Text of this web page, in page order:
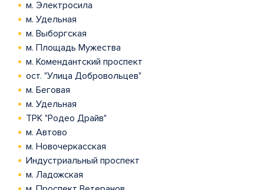
м. Электросила
м. Удельная
м. Выборгская
м. Площадь Мужества
м. Комендантский проспект
ост. "Улица Добровольцев"
м. Беговая
м. Удельная
ТРК "Родео Драйв"
м. Автово
м. Новочеркасская
Индустриальный проспект
м. Ладожская